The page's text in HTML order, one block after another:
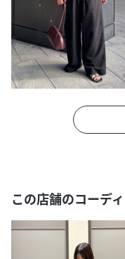
この店舗のコーデ